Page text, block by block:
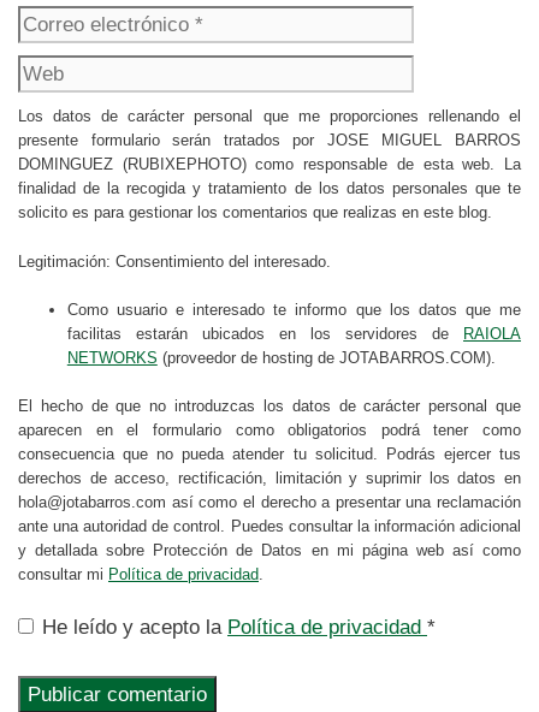
Los datos de carácter personal que me proporciones rellenando el
presente formulario serán tratados por JOSE MIGUEL BARROS
DOMINGUEZ (RUBIXEPHOTO) como responsable de esta web. La
finalidad de la recogida y tratamiento de los datos personales que te
solicito es para gestionar los comentarios que realizas en este blog.
Legitimación: Consentimiento del interesado.
Como usuario e interesado te informo que los datos que me
facilitas estarán ubicados en los servidores de
RAIOLA
NETWORKS (proveedor de hosting de JOTABARROS.COM).
El hecho de que no introduzcas los datos de carácter personal que
aparecen en el formulario como obligatorios podrá tener como
consecuencia que no pueda atender tu solicitud. Podrás ejercer tus
derechos de acceso, rectificación, limitación y suprimir los datos en
hola@jotabarros.com así como el derecho a presentar una reclamación
ante una autoridad de control. Puedes consultar la información adicional
y detallada sobre Protección de Datos en mi página web así como
consultar mi Política de privacidad.
He leído y acepto la Política de privacidad *